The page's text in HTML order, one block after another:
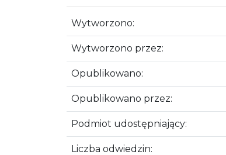
Wytworzono:
Wytworzono przez:
Opublikowano:
Opublikowano przez:
Podmiot udostępniający:
Liczba odwiedzin: